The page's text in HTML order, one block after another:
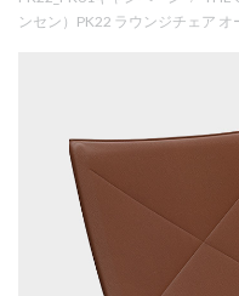
ンセン）PK22 ラウンジチェア